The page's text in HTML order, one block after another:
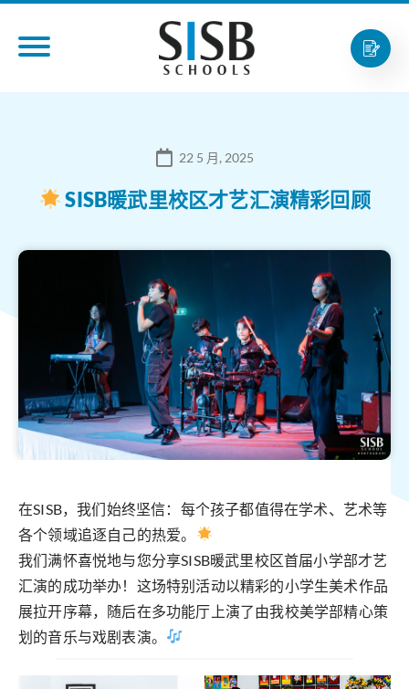
22 5 月, 2025
SISB暖武里校区才艺汇演精彩回顾
在SISB，我们始终坚信：每个孩子都值得在学术、艺术等
各个领域追逐自己的热爱。
我们满怀喜悦地与您分享SISB暖武里校区首届小学部才艺
汇演的成功举办！这场特别活动以精彩的小学生美术作品
展拉开序幕，随后在多功能厅上演了由我校美学部精心策
划的音乐与戏剧表演。